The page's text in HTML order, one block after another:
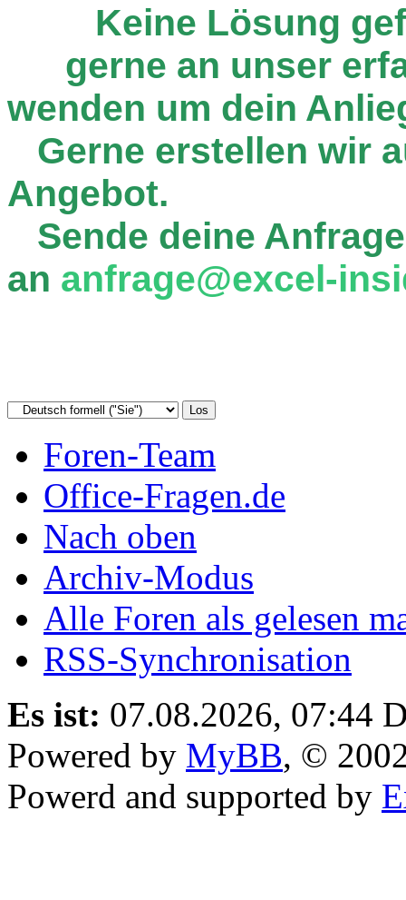
Keine Lösung
gerne an unser
wenden um dein
Gerne erstellen wir
Angebot.
Sende deine
an anfrage@excel-
Foren-Team
Office-Fragen.de
Nach oben
Archiv-Modus
Alle Foren als gelesen
RSS-Synchronisation
Es ist: 07.08.2026, 07:44
Powered by MyBB, ©
Powerd and supported by